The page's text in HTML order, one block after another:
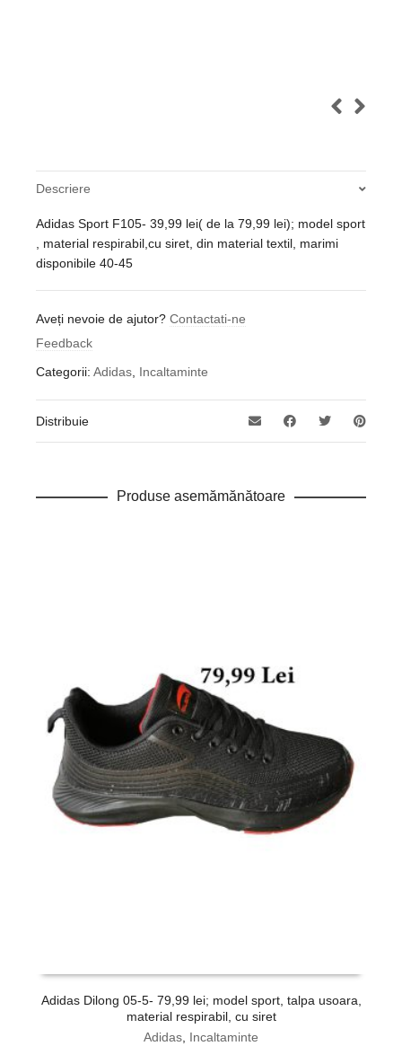
Descriere
Adidas Sport F105- 39,99 lei( de la 79,99 lei); model sport
, material respirabil,cu siret, din material textil, marimi
disponibile 40-45
Aveți nevoie de ajutor? Contactati-ne
Feedback
Categorii: Adidas Incaltaminte
Distribuie
Produse asemămănătoare
Adidas Dilong 05-5- 79,99 lei; model sport, talpa usoara,
material respirabil, cu siret
Adidas, Incaltaminte